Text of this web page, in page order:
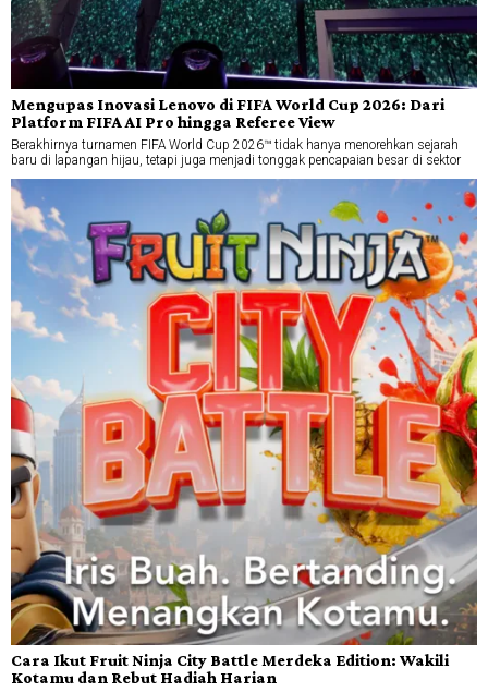
Mengupas Inovasi Lenovo di FIFA World Cup 2026: Dari
Platform FIFA AI Pro hingga Referee View
Berakhirnya turnamen FIFA World Cup 2026™ tidak hanya menorehkan sejarah
baru di lapangan hijau, tetapi juga menjadi tonggak pencapaian besar di sektor
Cara Ikut Fruit Ninja City Battle Merdeka Edition: Wakili
Kotamu dan Rebut Hadiah Harian